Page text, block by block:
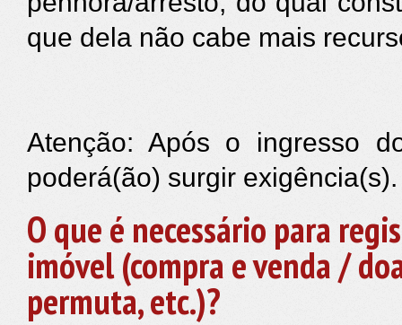
que dela não cabe mais
Atenção: Após o ingresso
poderá(ão) surgir exigência(s).
O que é necessário para
imóvel (compra e venda /
permuta, etc.)?